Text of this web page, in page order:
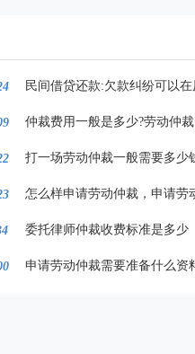
打一场劳动仲裁一般需要多少